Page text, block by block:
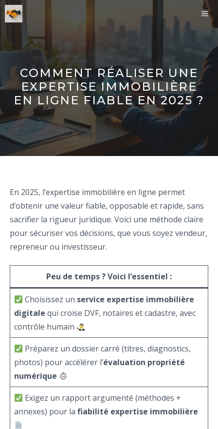
Aller
au
COMMENT RÉALISER UNE
EXPERTISE IMMOBILIÈRE
EN LIGNE FIABLE EN 2025 ?
En 2025, l’expertise immobilière en ligne permet
d’obtenir une valeur fiable, opposable et rapide, sans
sacrifier la rigueur juridique. Voici une méthode claire
pour sécuriser vos décisions, que vous soyez vendeur,
repreneur ou investisseur.
Peu de temps ? Voici l’essentiel :
Choisissez un service expertise immobilière
digitale qui croise DVF, notaires et cadastre, avec
contrôle humain
Préparez un dossier carré (titres, diagnostics,
photos) pour accélérer l’évaluation propriété
numérique
Exigez un rapport argumenté (méthodes +
annexes) pour la fiabilité expertise immobilière